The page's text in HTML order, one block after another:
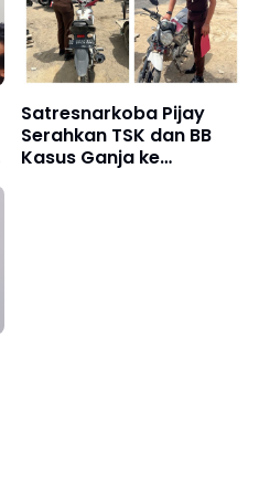
Satresnarkoba Pijay
Serahkan TSK dan BB
Kasus Ganja ke